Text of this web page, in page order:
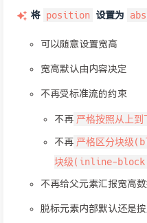
将 position 设置为
可以随意设置宽高
宽高默认由内容决定
不再受标准流的约束
不再 严格按照从上到
不再 严格区分块级
块级(inline-block)
不再给父元素汇报宽高
脱标元素内部默认还是